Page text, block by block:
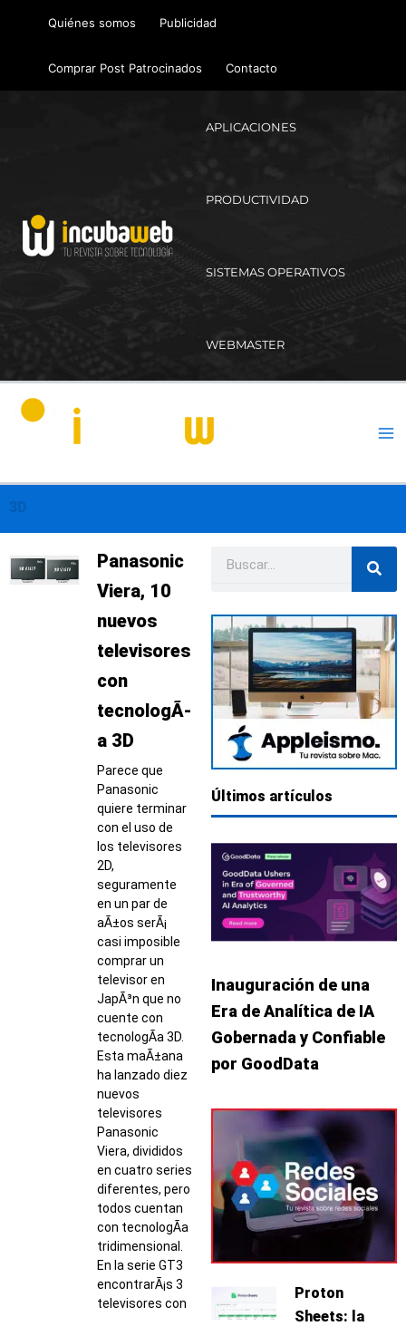
Quiénes somos Publicidad
Comprar Post Patrocinados Contacto
APLICACIONES
PRODUCTIVIDAD
SISTEMAS OPERATIVOS
WEBMASTER
3D
Panasonic
Viera, 10
nuevos
televisores
con
tecnologÃ­
a 3D
Parece que
Panasonic
quiere terminar
con el uso de
los televisores
2D,
seguramente
en un par de
aÃ±os serÃ¡
casi imposible
comprar un
televisor en
JapÃ³n que no
cuente con
tecnologÃ­a 3D.
Esta maÃ±ana
ha lanzado diez
nuevos
televisores
Panasonic
Viera, divididos
en cuatro series
diferentes, pero
todos cuentan
con tecnologÃ­a
tridimensional.
En la serie GT3
encontrarÃ¡s 3
televisores con
PáginaPáginaPáginaPágina
Página
Últimos artículos
Inauguración de una
Era de Analítica de IA
Gobernada y Confiable
por GoodData
Proton
Sheets: la